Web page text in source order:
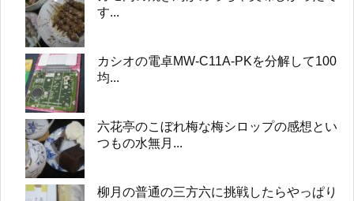
す...
カシオの電卓MW-C11A-PKを分解して100
均...
六花亭のこぼれ梅な梅シロップの感想とい
つもの水無月...
柳月の普通の三方六に挑戦したらやっぱり